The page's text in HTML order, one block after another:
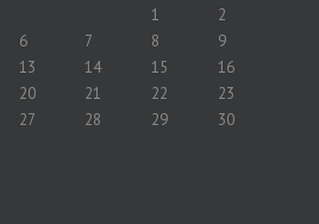
1
2
6 7 8
9
13 14 15
16
20 21 22
23
27 28 29
30